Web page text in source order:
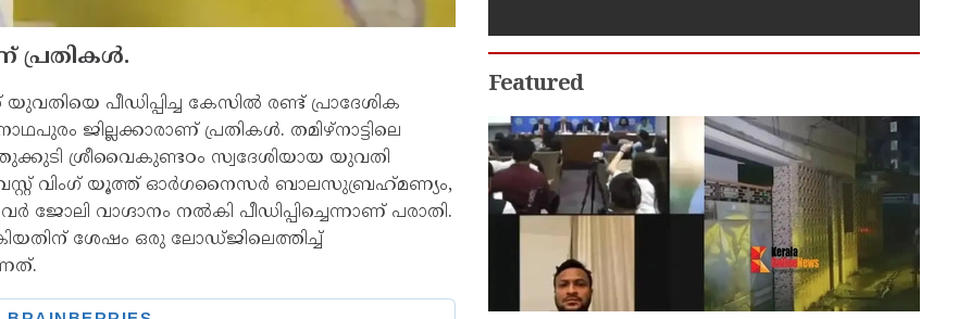
പ്രതികള്‍.
പീഡിപ്പിച്ച കേസില്‍ രണ്ട് പ്രാദേശിക
ജില്ലക്കാരാണ് പ്രതികള്‍. തമിഴ്‌നാട്ടിലെ
ശ്രീവൈകുണ്ടഠം സ്വദേശിയായ യുവതി
വിംഗ് യൂത്ത് ഓര്‍ഗനൈസര്‍ ബാലസുബ്രഹ്‌മണ്യം,
വാഗ്ദാനം നല്‍കി പീഡിപ്പിച്ചെന്നാണ് പരാതി.
ശേഷം ഒരു ലോഡ്ജിലെത്തിച്ച്
Featured